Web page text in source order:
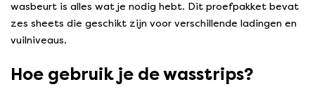
wasbeurt is alles wat je nodig hebt. Dit proefpakket bevat
zes sheets die geschikt zijn voor verschillende ladingen en
vuilniveaus.
Hoe gebruik je de wasstrips?